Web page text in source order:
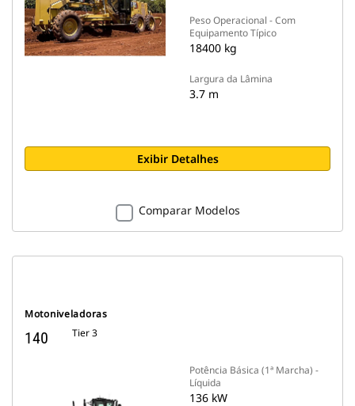
Peso Operacional - Com
Equipamento Típico
18400 kg
Largura da Lâmina
3.7 m
Exibir Detalhes
Comparar Modelos
Motoniveladoras
140 Tier 3
Potência Básica (1ª Marcha) -
Líquida
136 kW